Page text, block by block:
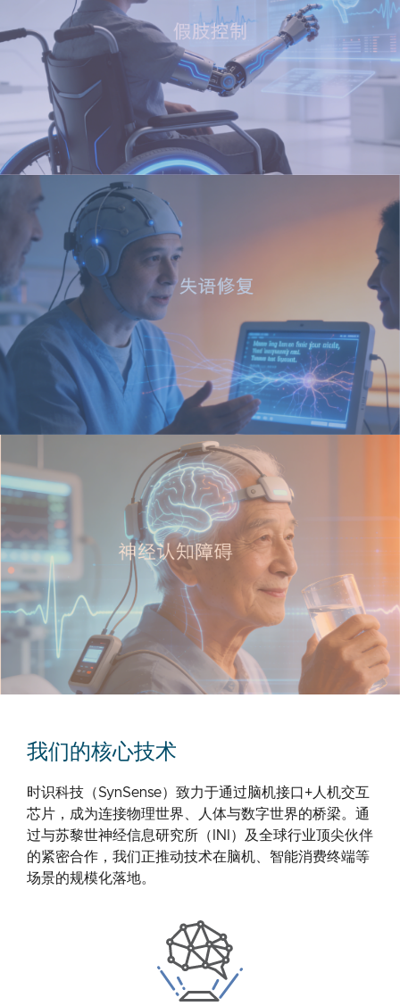
我们的核心技术
时识科技（SynSense）致力于通过脑机接口+人机交互
芯片，成为连接物理世界、人体与数字世界的桥梁。通
过与苏黎世神经信息研究所（INI）及全球行业顶尖伙伴
的紧密合作，我们正推动技术在脑机、智能消费终端等
场景的规模化落地。